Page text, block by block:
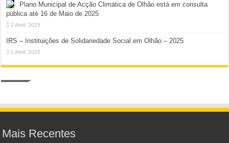
Plano Municipal de Acção Climática de Olhão está em consulta
pública até 16 de Maio de 2025
2 Abril, 2025
IRS – Instituições de Solidariedade Social em Olhão – 2025
1 Abril, 2025
Mais Recentes